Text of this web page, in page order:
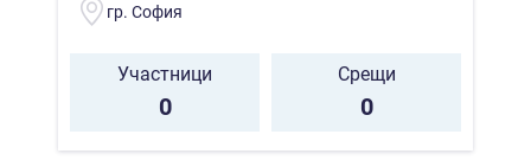
гр. София
Участници
0
Срещи
0